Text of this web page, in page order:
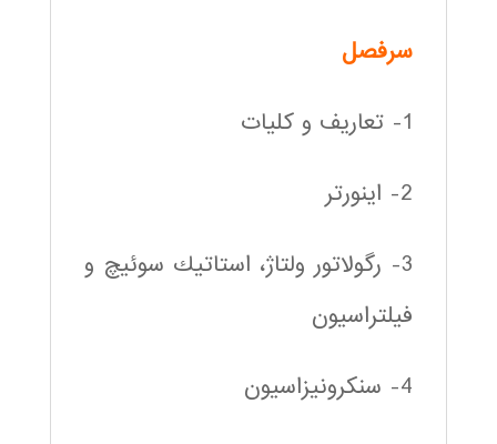
سرفصل
1- تعاريف و كليات
2- اينورتر
3- رگولاتور ولتاژ، استاتيك سوئيچ و
فيلتراسيون
4- سنكرونيزاسيون